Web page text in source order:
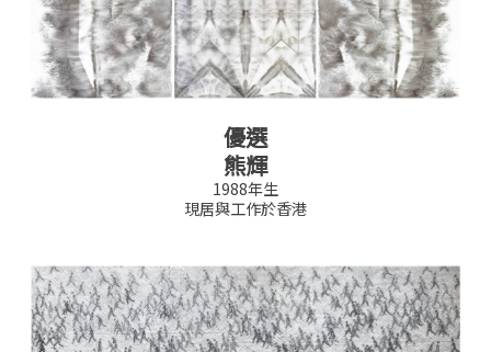
優選
熊輝
1988年生
現居與工作於香港